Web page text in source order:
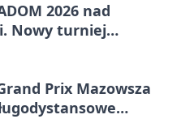
2026 nad
Nowy turniej
Prix Mazowsza